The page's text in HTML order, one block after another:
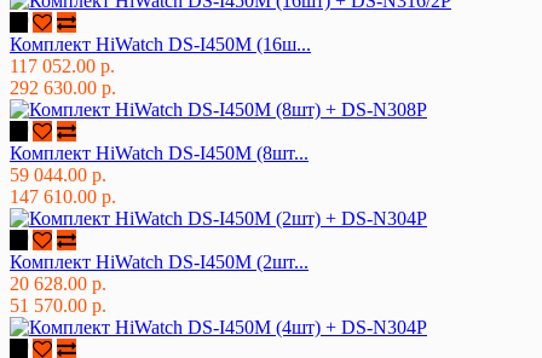
Комплект HiWatch DS-I450M (16ш...
117 052.00 р.
292 630.00 р.
Комплект HiWatch DS-I450M (8шт...
59 044.00 р.
147 610.00 р.
Комплект HiWatch DS-I450M (2шт...
20 628.00 р.
51 570.00 р.